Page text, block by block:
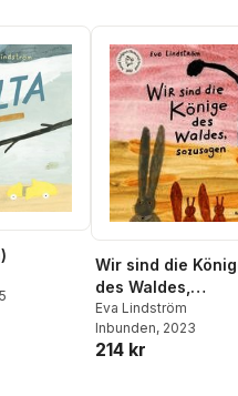
Wir sind die
des Waldes,
sozusagen
Eva Lindström
Inbunden, 2023
214 kr